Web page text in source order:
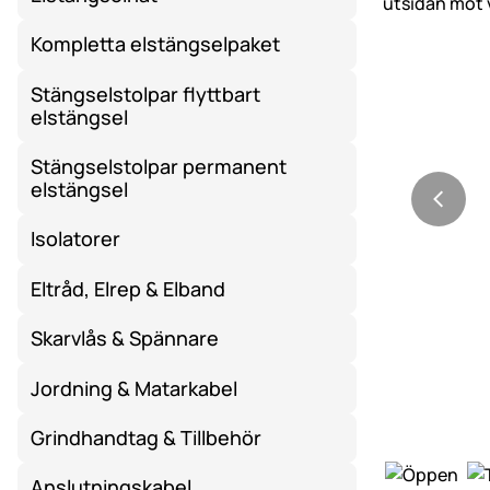
Kompletta elstängselpaket
Stängselstolpar flyttbart
elstängsel
Stängselstolpar permanent
elstängsel
Isolatorer
Eltråd, Elrep & Elband
Skarvlås & Spännare
Jordning & Matarkabel
Grindhandtag & Tillbehör